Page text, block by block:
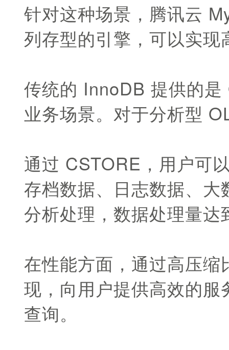
针对这种场景，腾讯云
列存型的引擎，可以实
传统的 InnoDB 提供的
业务场景。对于分析型
通过 CSTORE，用户可
存档数据、日志数据、
分析处理，数据处理量
在性能方面，通过高压
现，向用户提供高效的
查询。